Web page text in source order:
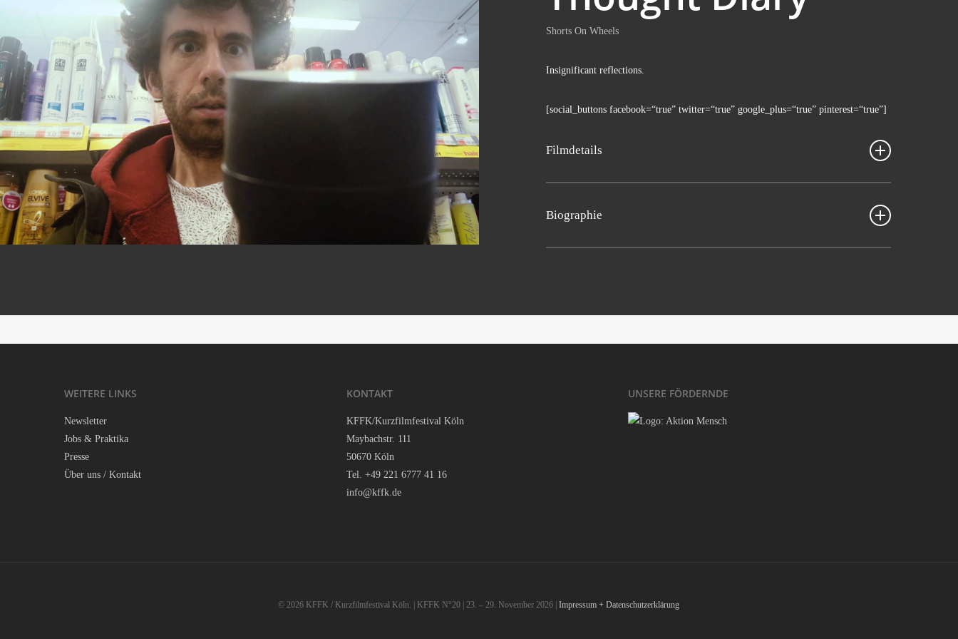
Shorts On Wheels
Insi­gni­fi­cant reflections.
[social_buttons facebook=“true” twitter=“true” google_plus=“true” pinterest=“true”]
Film­de­tails
Bio­gra­phie
WEI­TE­RE LINKS
News­let­ter
Jobs & Praktika
Pres­se
Über uns / Kontakt
KON­TAKT
KFFK/Kurzfilmfestival Köln
May­bach­str. 111
50670 Köln
Tel. +49 221 6777 41 16
info@kffk.de
UNSE­RE FÖRDERNDE
© 2026 KFFK / Kurzfilmfestival Köln. | KFFK N°20 | 23. – 29. November 2026 |Impressum + Datenschutzerklärung